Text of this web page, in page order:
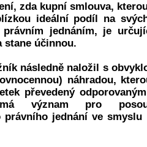
zda kupní smlouva,
ideální podíl na
právním jednáním, je
stane účinnou.
následně naložil s
náhradou,
převedený
význam pro
právního jednání ve